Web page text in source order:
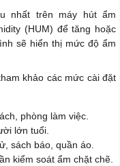
nhất trên máy hút ẩm
(HUM) để tăng hoặc
sẽ hiển thị mức độ ẩm
khảo các mức cài đặt
phòng làm việc.
lớn tuổi.
sách báo, quần áo.
kiểm soát ẩm chặt chẽ.